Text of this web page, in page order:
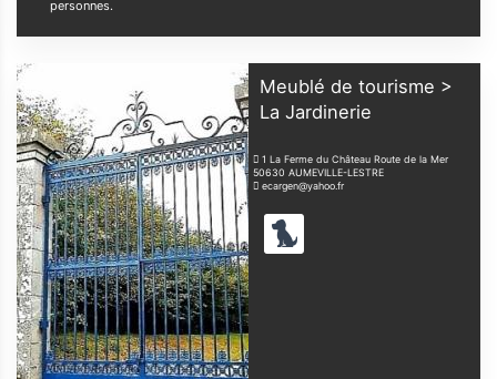
personnes.
Meublé de tourisme >
La Jardinerie
1 La Ferme du Château Route de la Mer
50630 AUMEVILLE-LESTRE
ecargen@yahoo.fr